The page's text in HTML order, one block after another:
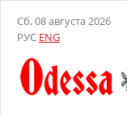
Сб, 08 августа 2026
РУС ENG